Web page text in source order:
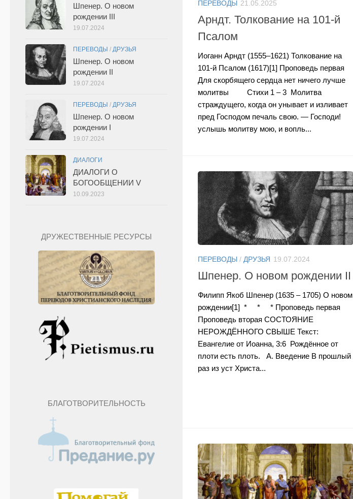
ПЕРЕВОДЫ 21.05.2025
Арндт. Толкование на 101-й
Псалом
Иоганн Арндт (1555–1621) Толкование на
101-й Псалом (1617)[1] Проповедь первая
Для скорбящего сердца нет ничего лучше
молитвы Стихи 1 – 3 Молитва
страждущего, когда он унывает и изливает
пред Господом печаль свою. — Господи!
услышь молитву мою, и вопль...
ПЕРЕВОДЫ / ДРУЗЬЯ 19.07.2024
Шпенер. О новом рождении II
Филипп Якоб Шпенер (1635 – 1705) О новом
рождении[1] * * * Проповедь первая
Проповедь вторая СОСТОЯНИЕ
НЕРОЖДЁННОГО СВЫШЕ Текст:
Евангелие от Иоанна, 3:6 Рождённое от
плоти есть плоть. А. Введение В прошлый
раз из уст Христа...
Шпенер. О новом
рождении III
19.07.2024
ПЕРЕВОДЫ / ДРУЗЬЯ
Шпенер. О новом
рождении II
19.07.2024
ПЕРЕВОДЫ / ДРУЗЬЯ
Шпенер. О новом
рождении I
19.07.2024
ДИАЛОГИ
ДИАЛОГИ О
БОГООБЩЕНИИ V
10.09.2023
ДРУЖЕСТВЕННЫЕ РЕСУРСЫ
БЛАГОТВОРИТЕЛЬНОСТЬ